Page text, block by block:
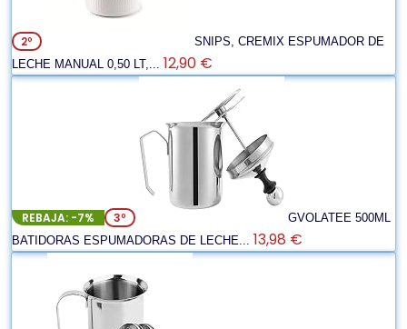
2º
SNIPS, CREMIX ESPUMADOR DE
LECHE MANUAL 0,50 LT,... 12,90 €
REBAJA: -7% 3º
GVOLATEE 500ML
BATIDORAS ESPUMADORAS DE LECHE... 13,98 €